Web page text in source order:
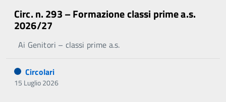
Circ. n. 293 – Formazione classi prime a.s.
2026/27
Ai Genitori – classi prime a.s.
Circolari
15 Luglio 2026